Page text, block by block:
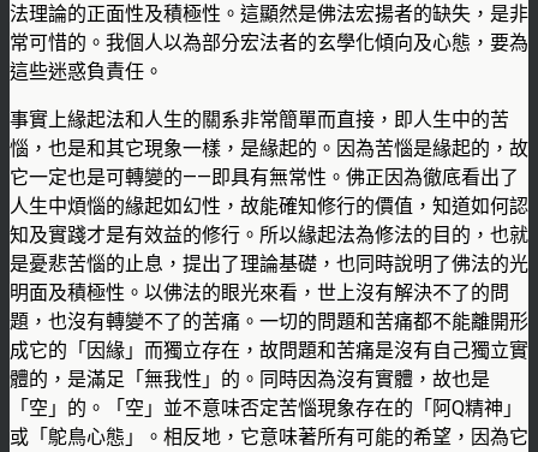
法理論的正面性及積極性。這顯然是佛法宏揚者的缺失，是非
常可惜的。我個人以為部分宏法者的玄學化傾向及心態，要為
這些迷惑負責任。
事實上緣起法和人生的關系非常簡單而直接，即人生中的苦
惱，也是和其它現象一樣，是緣起的。因為苦惱是緣起的，故
它一定也是可轉變的——即具有無常性。佛正因為徹底看出了
人生中煩惱的緣起如幻性，故能確知修行的價值，知道如何認
知及實踐才是有效益的修行。所以緣起法為修法的目的，也就
是憂悲苦惱的止息，提出了理論基礎，也同時說明了佛法的光
明面及積極性。以佛法的眼光來看，世上沒有解決不了的問
題，也沒有轉變不了的苦痛。一切的問題和苦痛都不能離開形
成它的「因緣」而獨立存在，故問題和苦痛是沒有自己獨立實
體的，是滿足「無我性」的。同時因為沒有實體，故也是
「空」的。「空」並不意味否定苦惱現象存在的「阿Q精神」
或「鴕鳥心態」。相反地，它意味著所有可能的希望，因為它